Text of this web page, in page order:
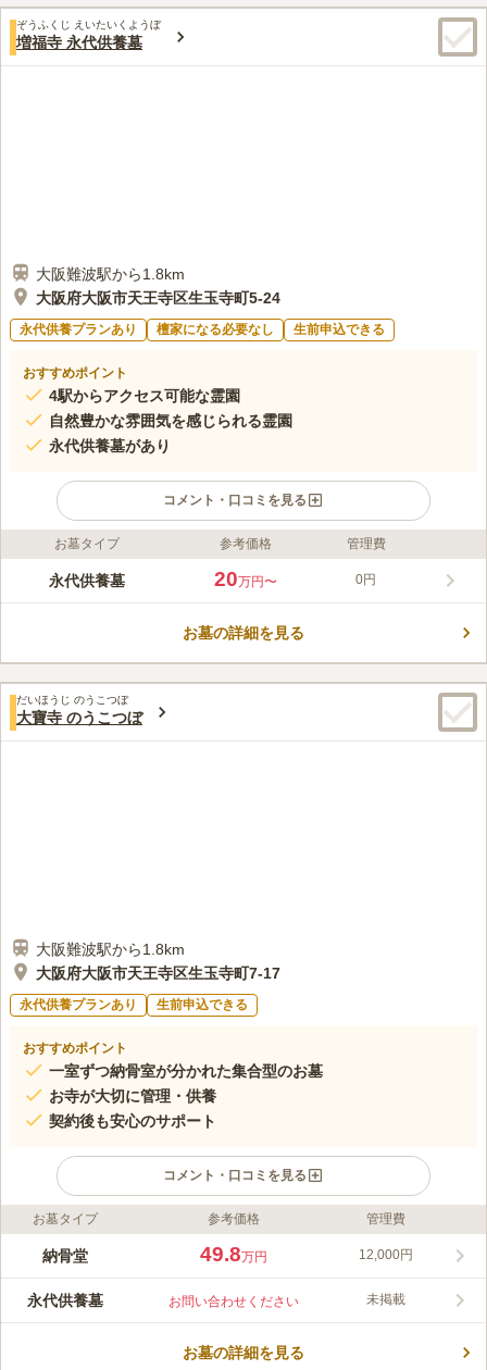
30代男性
最寄りの駅にもろもろの売り場があるのですごく便利で助かりま
す。そして墓参りが終わったら美味しい食事が出来る場所もあり墓参りに
いくのは楽しいし、笑顔で墓参りができます。
ぞうふくじ えいたいくようぼ
増福寺 永代供養墓
大阪難波駅から1.8km
大阪府大阪市天王寺区生玉寺町5-24
永代供養プランあり 檀家になる必要なし 生前申込できる
おすすめポイント
4駅からアクセス可能な霊園
自然豊かな雰囲気を感じられる霊園
永代供養墓があり
コメント・口コミを見る
ライフドット編集部のコメント
オーラが感じられる本堂に見守られながら、穏やかに故人が眠っ
院墓地です。園内は静寂が保たれていて由緒正しい雰囲気を感じ
年寄りの方にも足元を気にすることなく安心してお墓参りができ
ます。清潔感を感じる境内は隅々まで手入れが行き届いているの
で、いつお参りをしても気持ちよく利用できるでしょう。
口コミ評価
みんなの評価
30代男性
以前はお墓の近所に花屋さんがあったのですが、最近はお墓に行
お墓タイプ 参考価格 管理費
永代供養墓 20万円〜 0円
お墓の詳細を見る
だいほうじ のうこつぼ
大寶寺 のうこつぼ
大阪難波駅から1.8km
大阪府大阪市天王寺区生玉寺町7-17
永代供養プランあり 生前申込できる
おすすめポイント
一室ずつ納骨室が分かれた集合型のお墓
お寺が大切に管理・供養
契約後も安心のサポート
コメント・口コミを見る
ライフドット編集部のコメント
緑豊かな自然環境の中にある納骨墓で、四季折々に姿を変える自
環境で、大寶寺は、浄土宗のお寺です。 本尊は、快慶の作と伝
えられている阿弥陀仏立像が祀られています。 最寄駅からも近
でのお墓参りも安心です。
お墓タイプ 参考価格 管理費
納骨堂 49.8万円 12,000円
永代供養墓 お問い合わせください 未掲載
お墓の詳細を見る